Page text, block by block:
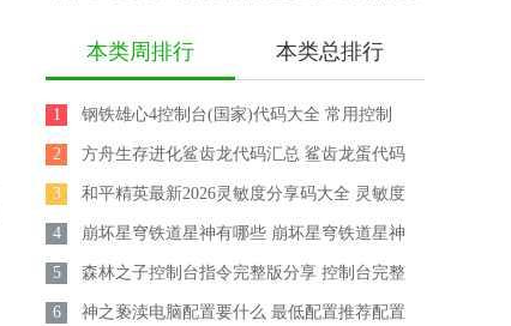
本类周排行 本类总排行
1 钢铁雄心4控制台(国家)代码大全 常用控制
台秘籍汇总
2 方舟生存进化鲨齿龙代码汇总 鲨齿龙蛋代码
大全
3 和平精英最新2026灵敏度分享码大全 灵敏度
怎么调最稳
4 崩坏星穹铁道星神有哪些 崩坏星穹铁道星神
实力排行
5 森林之子控制台指令完整版分享 控制台完整
指令怎么用
6 神之亵渎电脑配置要什么 最低配置推荐配置